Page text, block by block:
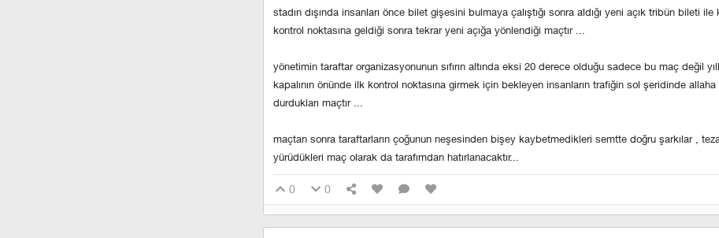
stadın dışında insanları önce bilet gişesini bulmaya çalıştığı sonra aldığı yeni açık tribün bileti ile
kontrol noktasına geldiği sonra tekrar yeni açığa yönlendiği maçtır ...
yönetimin taraftar organizasyonunun sıfırın altında eksi 20 derece olduğu sadece bu maç değil
kapalının önünde ilk kontrol noktasına girmek için bekleyen insanların trafiğin sol şeridinde
durdukları maçtır ...
maçtan sonra taraftarların çoğunun neşesinden bişey kaybetmedikleri semtte doğru şarkılar ,
yürüdükleri maç olarak da tarafımdan hatırlanacaktır...
0 0